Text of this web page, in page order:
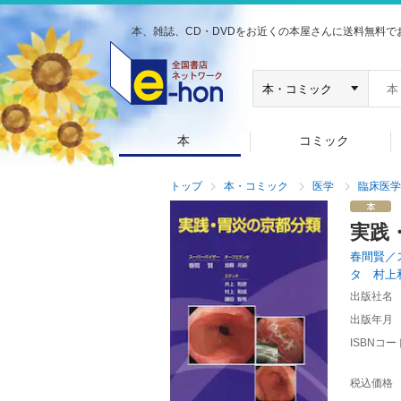
本、雑誌、CD・DVDをお近くの本屋さんに送料無料で
本 コミック
トップ 本・コミック 医学 臨床医
実践
春間賢
タ 村上
出版社名
出版年月
ISBNコー
税込価格